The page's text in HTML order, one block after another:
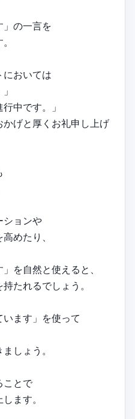
」の一言を
においては
中です。」
かげと厚くお礼申し上げ
ションや
めたり、
を自然と使えると、
たれるでしょう。
ます」を使って
しょう。
ことで
ます。